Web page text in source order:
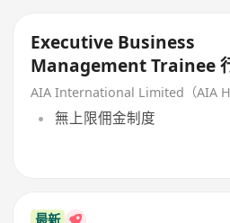
Executive Business
Management Trainee
理培訓生 (歡迎應屆畢業
無上限佣金制度